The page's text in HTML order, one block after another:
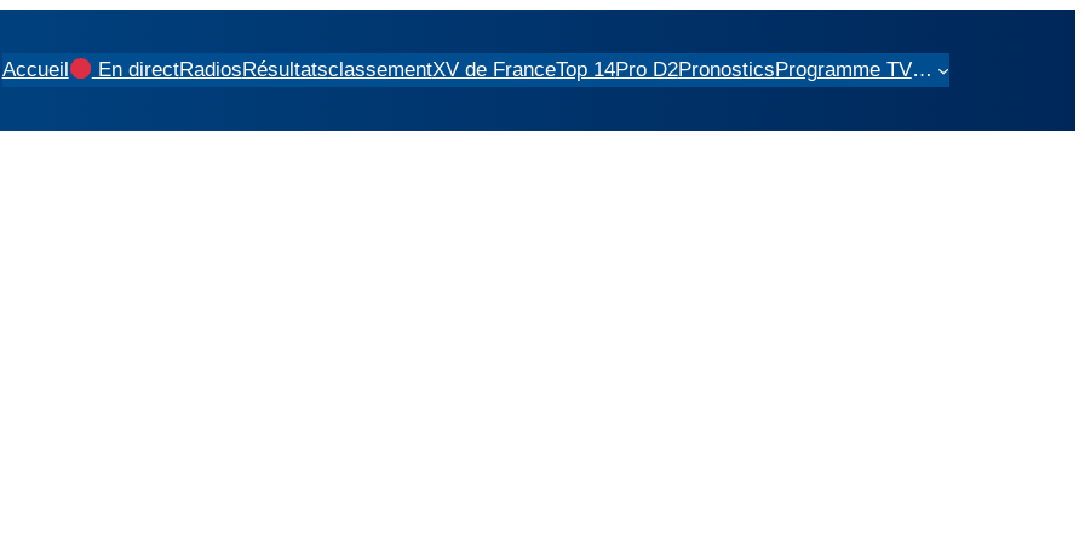
Accueil En directRadiosRésultatsclassementXV de FranceTop 14Pro D2PronosticsProgramme TV…